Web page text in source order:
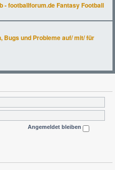
- footballforum.de Fantasy Football
Bugs und Probleme auf/ mit/ für
Angemeldet bleiben